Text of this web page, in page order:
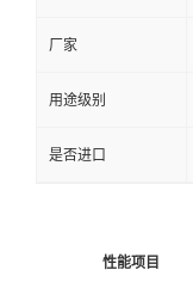
厂家
用途级别
是否进口
性能项目